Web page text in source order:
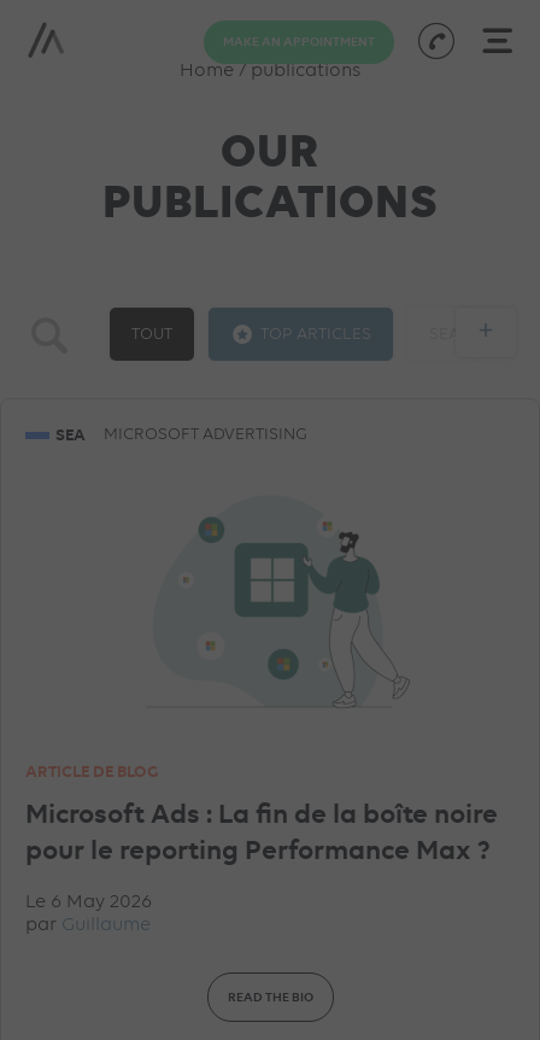
MAKE AN APPOINTMENT
Home / publications
OUR
PUBLICATIONS
TOUT TOP ARTICLES
FACEBOOK ADVERTISEMENTS
+
SEA MICROSOFT ADVERTISING
ARTICLE DE BLOG
Microsoft Ads : La fin de la boîte noire
pour le reporting Performance Max ?
Le 6 May 2026
par Guillaume
READ THE BIO